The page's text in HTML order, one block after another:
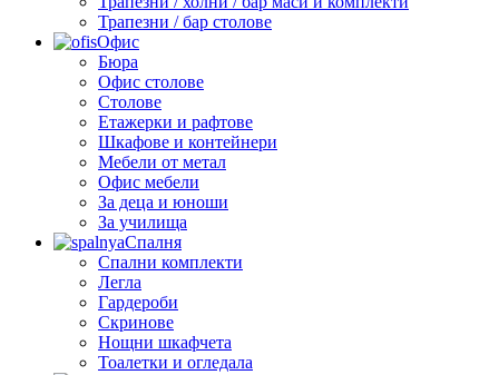
Трапезни / бар столове
Офис
Бюра
Офис столове
Столове
Етажерки и рафтове
Шкафове и контейнери
Мебели от метал
Офис мебели
За деца и юноши
За училища
Спалня
Спални комплекти
Легла
Гардероби
Скринове
Нощни шкафчета
Тоалетки и огледала